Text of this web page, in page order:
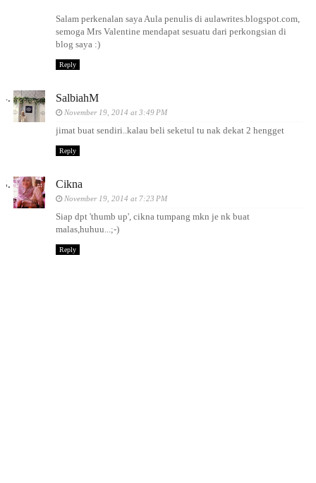
Salam perkenalan saya Aula penulis di aulawrites.blogspot.com,
semoga Mrs Valentine mendapat sesuatu dari perkongsian di
blog saya :)
Reply
SalbiahM
November 19, 2014 at 3:49 PM
jimat buat sendiri..kalau beli seketul tu nak dekat 2 hengget
Reply
Cikna
November 19, 2014 at 7:23 PM
Siap dpt 'thumb up', cikna tumpang mkn je nk buat
malas,huhuu...;-)
Reply